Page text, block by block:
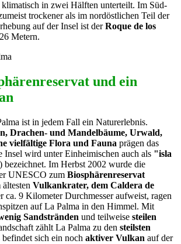
klimatisch in zwei Hälften unterteilt. Im Süd-
trockener als im nordöstlichen Teil der
auf der Insel ist derRoque de los
Metern.
und ein
ist in jedem Fall ein Naturerlebnis.
Drachen- und Mandelbäume, Urwald,
vielfältige Flora und Fauna prägen das
Insel wird unter Einheimischen auch als "isla
bezeichnet. Im Herbst 2002 wurde die
UNESCO zum Biosphärenreservat
Vulkankrater, dem Caldera de
ca. 9 Kilometer Durchmesser aufweist, ragen
auf La Palma in den Himmel. Mit
Sandstränden und teilweise steilen
zählt La Palma zu den steilsten
befindet sich ein noch aktiver Vulkan auf der